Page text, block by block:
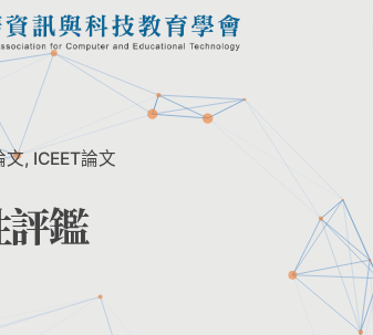
文 ICEET論文
鑑